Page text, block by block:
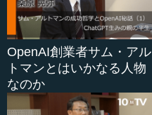
OpenAI創業者サム・アル
トマンとはいかなる人物
なのか